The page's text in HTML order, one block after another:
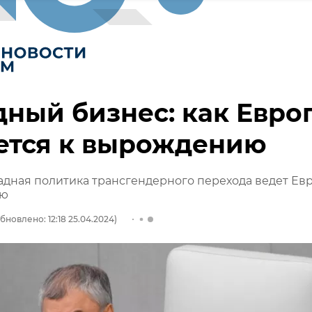
бизнес: как
к вырождению
политика трансгендерного перехода ведет
12:18 25.04.2024)